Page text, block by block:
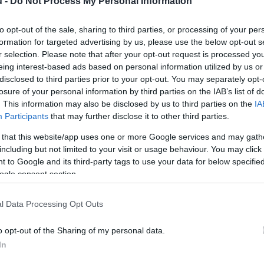
opt-out of the sale, sharing to third parties, or processing of your
for targeted advertising by us, please use the below opt-out
selection. Please note that after your opt-out request is processed
interest-based ads based on personal information utilized by us
to third parties prior to your opt-out. You may separately
of your personal information by third parties on the IAB’s list of
This information may also be disclosed by us to third parties on the
Participants that may further disclose it to other third parties.
that this website/app uses one or more Google services and may
but not limited to your visit or usage behaviour. You may
to Google and its third-party tags to use your data for below
consent section.
Data Processing Opt Outs
opt-out of the Sharing of my personal data.
országban, 2025 végére viszont már csak 41,9 ezer
LEGFRISSEBB HÍREINK
Önvezető taxik - itt utazhatsz velük
Játékos kedvű arabok – Készpénzért
legnagyobb játékcégét
Egyre többet akar a Z generáció: diplomát,
tapasztalatot